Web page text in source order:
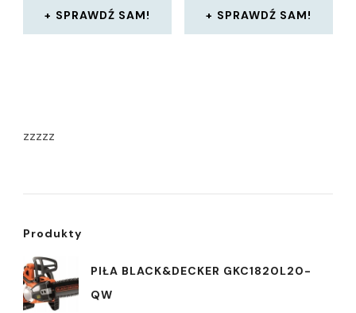
SPRAWDŹ SAM! SPRAWDŹ SAM!
zzzzz
Produkty
PIŁA BLACK&DECKER GKC1820L20-
QW